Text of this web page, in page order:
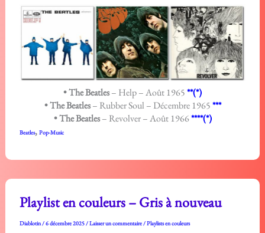
• The Beatles– Help – Août 1965**(*)
• The Beatles– Rubber Soul – Décembre 1965***
• The Beatles– Revolver – Août 1966****(*)
Beatles, Pop-Music
Playlist en couleurs – Gris à nouveau
Diablotin/6 décembre 2025/Laisser un commentaire/Playlists en couleurs